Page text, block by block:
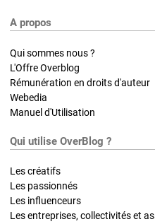
A propos
Qui sommes nous ?
L'Offre Overblog
Rémunération en droits d'auteur
Webedia
Manuel d'Utilisation
Qui utilise OverBlog ?
Les créatifs
Les passionnés
Les influenceurs
Les entreprises, collectivités et